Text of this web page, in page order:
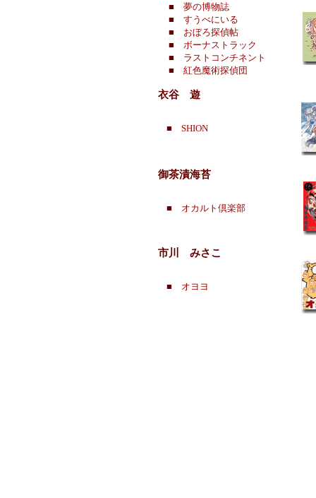
■ 夢の博物誌
■ すうべにいる
■ おぼろ探偵帖
■ ボーナストラック
■ ラストコンチネント
■ 紅色魔術探偵団
衣谷 遊
■ SHION
御茶漬海苔
■ オカルト倶楽部
市川 みさこ
■ オヨヨ